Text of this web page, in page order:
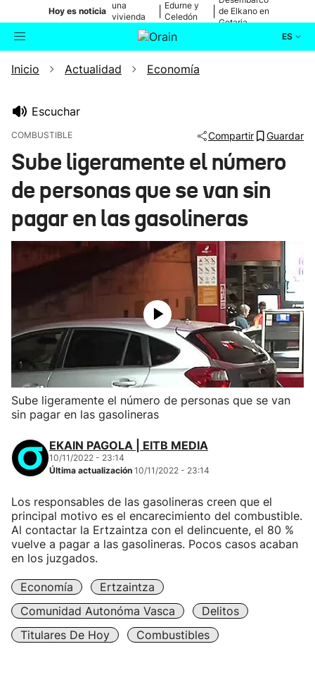
Hoy es noticia
una
vivienda
de Bilbao
Edurne y
Celedón
de Elkano en
Getaria
ES
Buscador Actualidad
Ikusmiran
Eguraldia
Inicio Actualidad Economía
Escuchar
COMBUSTIBLE Compartir Guardar
Sube ligeramente el número
de personas que se van sin
pagar en las gasolineras
Sube ligeramente el número de personas que se van
sin pagar en las gasolineras
EKAIN PAGOLA | EITB MEDIA
10/11/2022 - 23:14
Última actualización 10/11/2022 - 23:14
Los responsables de las gasolineras creen que el
principal motivo es el encarecimiento del combustible.
Al contactar la Ertzaintza con el delincuente, el 80 %
vuelve a pagar a las gasolineras. Pocos casos acaban
en los juzgados.
Economía
Ertzaintza
Comunidad Autonóma Vasca
Delitos
Titulares De Hoy
Combustibles